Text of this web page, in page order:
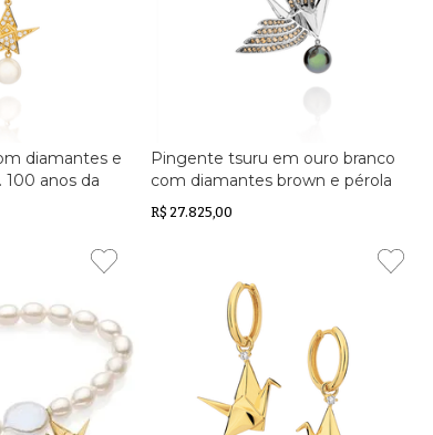
diamantes e
100 anos da
Pingente tsuru em ouro branco
com diamantes brown e pérola
negra do Tahiti
R$ 27.825,00